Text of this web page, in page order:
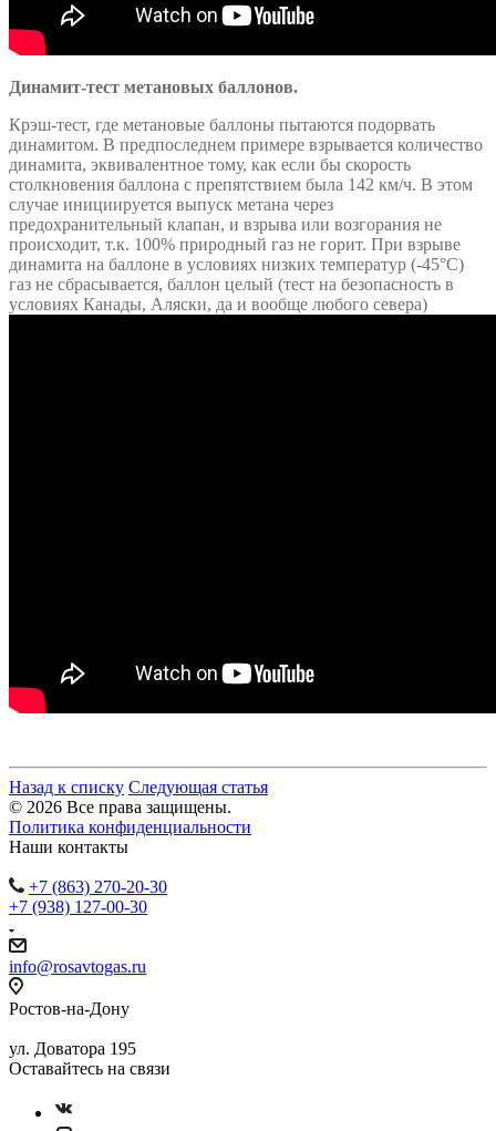
Динамит-тест метановых баллонов.
Крэш-тест, где метановые баллоны пытаются подорвать
динамитом. В предпоследнем примере взрывается количество
динамита, эквивалентное тому, как если бы скорость
столкновения баллона с препятствием была 142 км/ч. В этом
случае инициируется выпуск метана через
предохранительный клапан, и взрыва или возгорания не
происходит, т.к. 100% природный газ не горит. При взрыве
динамита на баллоне в условиях низких температур (-45°C)
газ не сбрасывается, баллон целый (тест на безопасность в
условиях Канады, Аляски, да и вообще любого севера)
Назад к списку Следующая статья
© 2026 Все права защищены.
Политика конфиденциальности
Наши контакты
+7 (863) 270-20-30
+7 (938) 127-00-30
info@rosavtogas.ru
Ростов-на-Дону
ул. Доватора 195
Оставайтесь на связи